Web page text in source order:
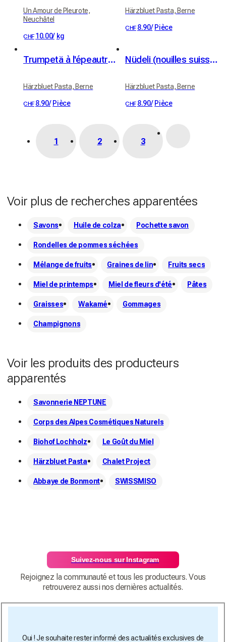
Un Amour de Pleurote,
Neuchâtel
CHF 10.00/ kg
Härzbluet Pasta, Berne
CHF 8.90/ Pièce
Trumpetä à l'épeautre UrDinkel bio (400 g)
Härzbluet Pasta, Berne
CHF 8.90/ Pièce
Nüdeli (nouilles suisses) à l'épeautre UrDinkel bio (350 g)
Härzbluet Pasta, Berne
CHF 8.90/ Pièce
1 2 3
Voir plus de recherches apparentées
Savons Huile de colza Pochette savon
Rondelles de pommes séchées
Mélange de fruits Graines de lin Fruits secs
Miel de printemps Miel de fleurs d'été Pâtes
Graisses Wakamé Gommages
Champignons
Voir les produits des producteurs
apparentés
Savonnerie NEPTUNE
Corps des Alpes Cosmétiques Naturels
Biohof Lochholz Le Goût du Miel
Härzbluet Pasta Chalet Project
Abbaye de Bonmont SWISSMISO
Suivez-nous sur Instagram
Rejoignez la communauté et tous les producteurs. Vous
retrouverez aussi nos dernières actualités.
Oui ! Je souhaite rester informé des actualités exclusives de